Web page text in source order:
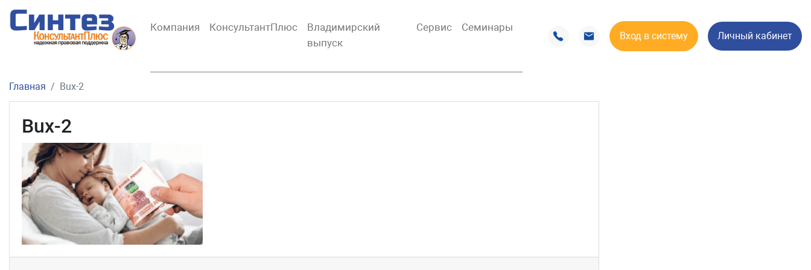
Компания КонсультантПлюс
Владимирский
выпуск
Сервис Семинары
Вход в систему Личный кабинет
Главная Bux-2
Bux-2